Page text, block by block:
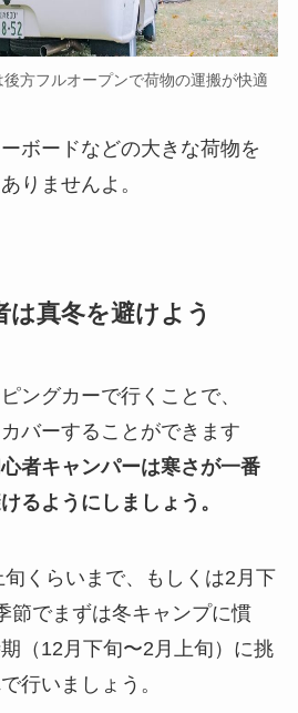
方フルオープンで荷物の運搬が快適
ボードなどの大きな荷物を
りませんよ。
真冬を避けよう
ングカーで行くことで、
バーすることができます
者キャンパーは寒さが一番
るようにしましょう。
くらいまで、もしくは2月下
節でまずは冬キャンプに慣
（12月下旬〜2月上旬）に挑
行いましょう。